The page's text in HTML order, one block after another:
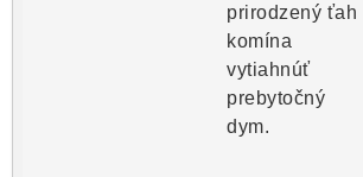
prirodzený ťah
komína
vytiahnúť
prebytočný
dym.